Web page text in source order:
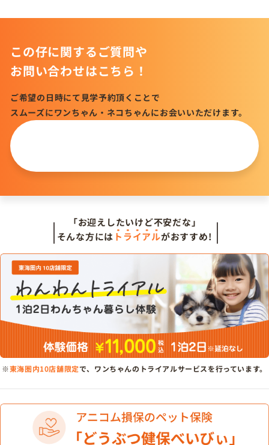
この仔に関するご質問や
お問い合わせはこちら！
ご希望の日時にて見学予約頂くことで
スムーズにワンちゃん・ネコちゃんにお会いいただけます。
「お迎えしたいけど不安だな」
そんな方には トライアルがおすすめ!
※東海圏内10店舗限定で、ワンちゃんのトライアルサービスを行っています。